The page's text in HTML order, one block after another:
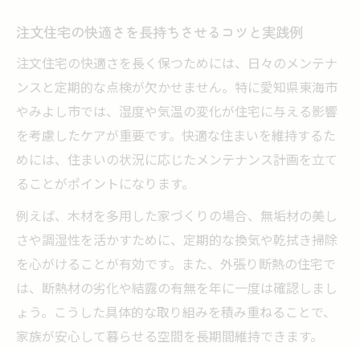
現する方法
長期保証を活かした注文住宅の維持管理術
愛知県で注目される注文住宅アフターケア
の特徴
注文住宅のトラブル予防に役立つ定期点検
のすすめ
る秘訣
理想の住まいが長持ちする理由を解説
注文住宅が長持ちするための構造と素材選
び
耐久性を高める注文住宅メンテナンスのポ
注文住宅の快適さを長持ちさせるコツと実践例
注文住宅の快適さを長く保つためには、日々のメンテナ
ンスと定期的な点検が欠かせません。特に愛知県東海市
やみよし市では、湿度や気温の変化が住宅に与える影響
を考慮したケアが重要です。快適な住まいを維持するた
めには、住まいの状況に応じたメンテナンス計画を立て
ることがポイントになります。
例えば、木材を多用した家づくりの場合、無垢材の美し
さや調湿性を活かすために、定期的な換気や乾拭き掃除
を心がけることが有効です。また、外張り断熱の住宅で
は、断熱材の劣化や結露の有無を年に一度は確認しまし
ょう。こうした具体的な取り組みを積み重ねることで、
家族が安心して暮らせる空間を長期間維持できます。